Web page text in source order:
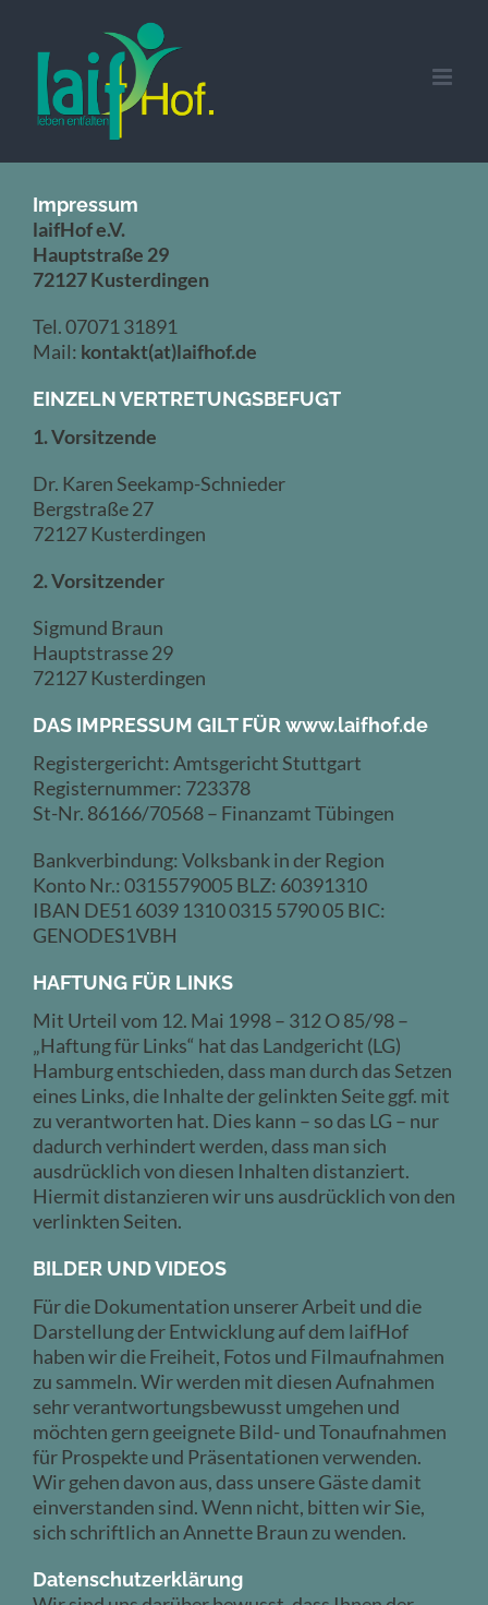
springen
Impressum
laifHof e.V.
Hauptstraße 29
72127 Kusterdingen
Tel. 07071 31891
Mail: kontakt(at)laifhof.de
EINZELN VERTRETUNGSBEFUGT
1. Vorsitzende
Dr. Karen Seekamp-Schnieder
Bergstraße 27
72127 Kusterdingen
2. Vorsitzender
Sigmund Braun
Hauptstrasse 29
72127 Kusterdingen
DAS IMPRESSUM GILT FÜR www.laifhof.de
Registergericht: Amtsgericht Stuttgart
Registernummer: 723378
St-Nr. 86166/70568 – Finanzamt Tübingen
Bankverbindung: Volksbank in der Region
Konto Nr.: 0315579005 BLZ: 60391310
IBAN DE51 6039 1310 0315 5790 05 BIC:
GENODES1VBH
HAFTUNG FÜR LINKS
Mit Urteil vom 12. Mai 1998 – 312 O 85/98 –
„Haftung für Links“ hat das Landgericht (LG)
Hamburg entschieden, dass man durch das Setzen
eines Links, die Inhalte der gelinkten Seite ggf. mit
zu verantworten hat. Dies kann – so das LG – nur
dadurch verhindert werden, dass man sich
ausdrücklich von diesen Inhalten distanziert.
Hiermit distanzieren wir uns ausdrücklich von den
verlinkten Seiten.
BILDER UND VIDEOS
Für die Dokumentation unserer Arbeit und die
Darstellung der Entwicklung auf dem laifHof
haben wir die Freiheit, Fotos und Filmaufnahmen
zu sammeln. Wir werden mit diesen Aufnahmen
sehr verantwortungsbewusst umgehen und
möchten gern geeignete Bild- und Tonaufnahmen
für Prospekte und Präsentationen verwenden.
Wir gehen davon aus, dass unsere Gäste damit
einverstanden sind. Wenn nicht, bitten wir Sie,
sich schriftlich an Annette Braun zu wenden.
Datenschutzerklärung